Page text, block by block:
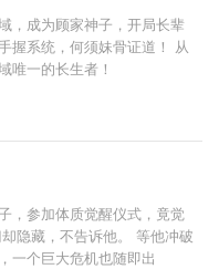
，成为顾家神子，开局长辈
握系统，何须妹骨证道！ 从
唯一的长生者！
，参加体质觉醒仪式，竟觉
隐藏，不告诉他。 等他冲破
一个巨大危机也随即出